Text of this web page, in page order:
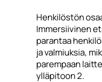
Henkilöstön
Immersiivinen
parantaa
ja valmiuksia,
parempaan
ylläpitoon 2.